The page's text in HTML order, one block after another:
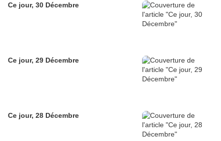
Ce jour, 30 Décembre
Ce jour, 29 Décembre
Ce jour, 28 Décembre